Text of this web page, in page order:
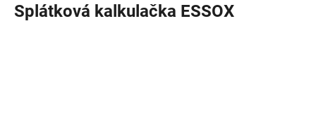
Splátková kalkulačka ESSOX